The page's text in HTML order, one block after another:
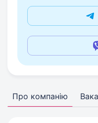
Про компанію